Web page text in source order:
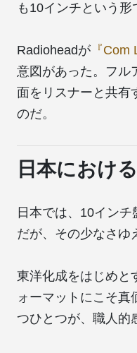
も10インチという形
Radioheadが 『Com
意図があった。フル
面をリスナーと共有
のだ。
日本におけ
日本では、10インチ
だが、その少なさゆ
東洋化成をはじめと
ォーマットにこそ
つひとつが、職人的